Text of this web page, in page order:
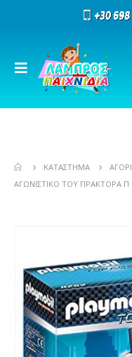
ΚΑΤΆΣΤΗΜΑ ΑΓΌΡΙ
ΑΓΩΝΙΣΤΙΚΌ ΤΟΥ ΠΡΆΚΤΟΡΑ Π